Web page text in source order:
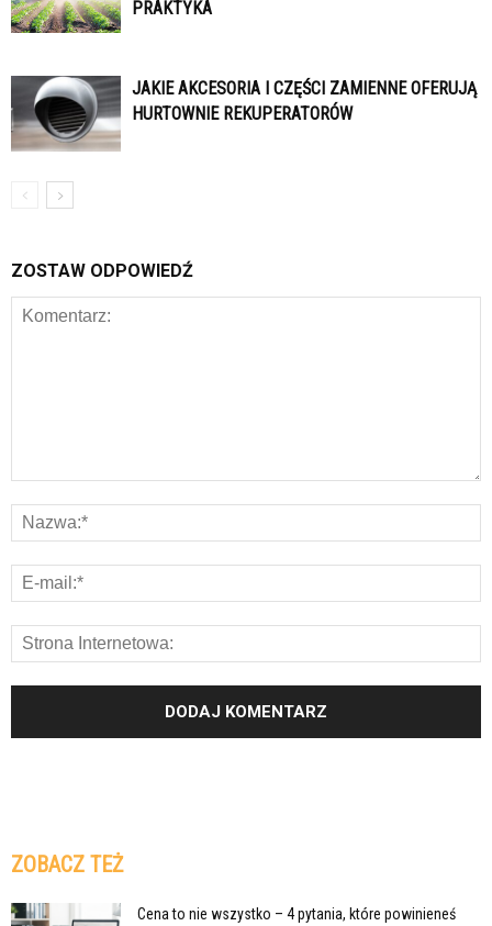
PRAKTYKA
JAKIE AKCESORIA I CZĘŚCI ZAMIENNE OFERUJĄ
HURTOWNIE REKUPERATORÓW
ZOSTAW ODPOWIEDŹ
ZOBACZ TEŻ
Cena to nie wszystko – 4 pytania, które powinieneś